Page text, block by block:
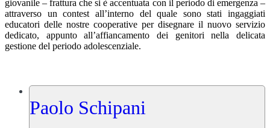
giovanile – frattura che si è accentuata con il periodo di emergenza –
attraverso un contest all’interno del quale sono stati ingaggiati
educatori delle nostre cooperative per disegnare il nuovo servizio
dedicato, appunto all’affiancamento dei genitori nella delicata
gestione del periodo adolescenziale.
Paolo Schipani